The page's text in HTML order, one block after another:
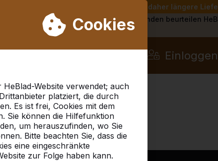
33 nicht. Bitte berücksichtigen Sie daher längere
Cookies
Website verwendet; auch
platziert, die durch
Es ist frei, Cookies mit dem
Sie können die Hilfefunktion
um herauszufinden, wo Sie
Bitte beachten Sie, dass die
eine eingeschränkte
zur Folge haben kann.
verkauft
Kunden beurteilen
Einloggen